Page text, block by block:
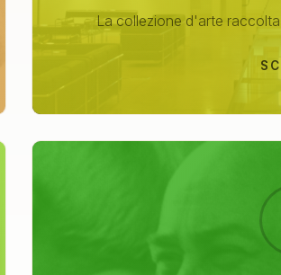
La collezione d'arte